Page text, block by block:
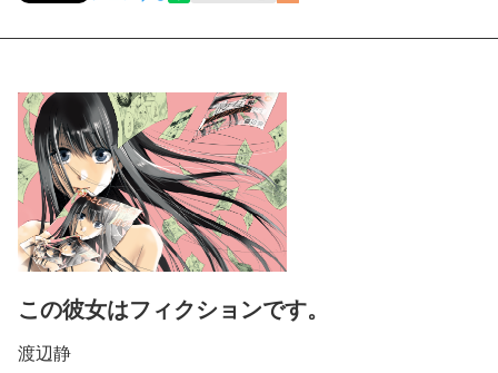
この彼女はフィクションです。
渡辺静